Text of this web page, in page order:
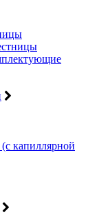
капиллярной